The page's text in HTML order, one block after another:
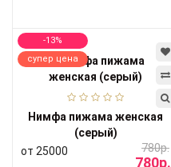
-13%
супер цена
Нимфа пижама женская
(серый)
от 25000
780р.
780р.